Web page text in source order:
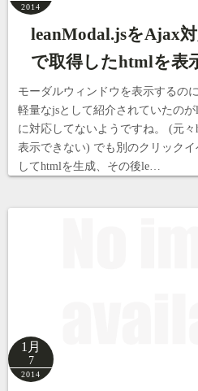
2014
leanModal.jsをAjax
で取得したhtmlを表
モーダルウィンドウを表示するの
軽量なjsとして紹介されていたの
に対応してないようですね。 (元
表示できない) でも別のクリック
してhtmlを生成、その後le…
1月
7
2014